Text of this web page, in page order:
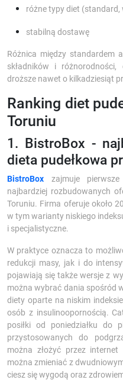
różne typy diet (standard,
stabilną dostawę
Różnica między standardem
składników i
droższe nawet o kilkadziesiąt
Ranking diet
Toruniu
1. BistroBox -
dieta pudełkowa
BistroBox zajmuje
najbardziej rozbudowanych
Toruniu. Firma oferuje około
w tym warianty niskiego
i specjalistyczne.
W praktyce oznacza to
redukcji masy, jak i do
pojawiają się także wersje z
można wybrać dania spośród
diety oparte na niskim
osób z insulinoopornością.
posiłki od poniedziałku do
przystosowanych do
można złożyć przez
można zmieniać z
ciesz się wygodą oraz